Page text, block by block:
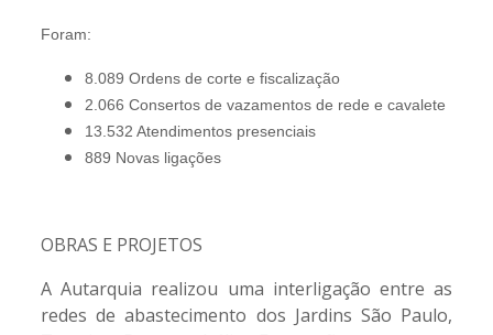
Foram:
8.089 Ordens de corte e fiscalização
2.066 Consertos de vazamentos de rede e cavalete
13.532 Atendimentos presenciais
889 Novas ligações
OBRAS E PROJETOS
A Autarquia realizou uma interligação entre as
redes de abastecimento dos Jardins São Paulo,